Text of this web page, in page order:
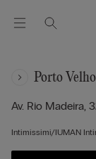
Porto
Av. Rio Madeira,
Intimissimi/IUMAN